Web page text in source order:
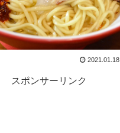
2021.01.18
スポンサーリンク